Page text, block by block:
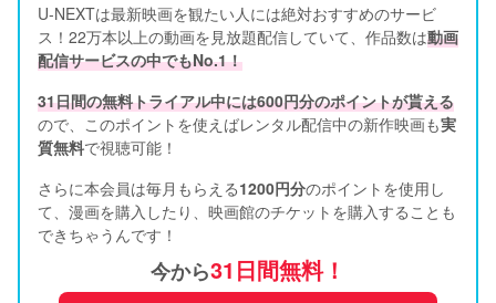
U-NEXTは最新映画を観たい人には絶対おすすめのサービ
ス！22万本以上の動画を見放題配信していて、作品数は動画
配信サービスの中でもNo.1！
31日間の無料トライアル中には600円分のポイントが貰える
ので、このポイントを使えばレンタル配信中の新作映画も実
質無料で視聴可能！
さらに本会員は毎月もらえる1200円分のポイントを使用し
て、漫画を購入したり、映画館のチケットを購入することも
できちゃうんです！
今から31日間無料！